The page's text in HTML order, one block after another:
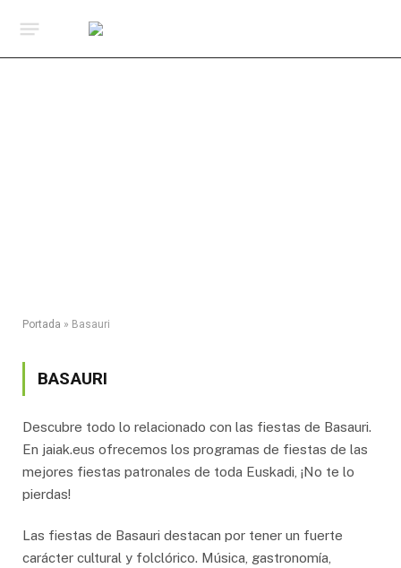
Portada » Basauri
BASAURI
Descubre todo lo relacionado con las fiestas de Basauri.
En jaiak.eus ofrecemos los programas de fiestas de las
mejores fiestas patronales de toda Euskadi, ¡No te lo
pierdas!
Las fiestas de Basauri destacan por tener un fuerte
carácter cultural y folclórico. Música, gastronomía,